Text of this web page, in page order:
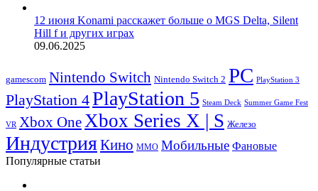
12 июня Konami расскажет больше о MGS Delta, Silent
Hill f и других играх
09.06.2025
gamescom Nintendo Switch Nintendo Switch 2 PC PlayStation 3
PlayStation 4PlayStation 5 Steam Deck Summer Game Fest
VR Xbox OneXbox Series X | S Железо
ИндустрияКино ММО Мобильные Фановые
Популярные статьи